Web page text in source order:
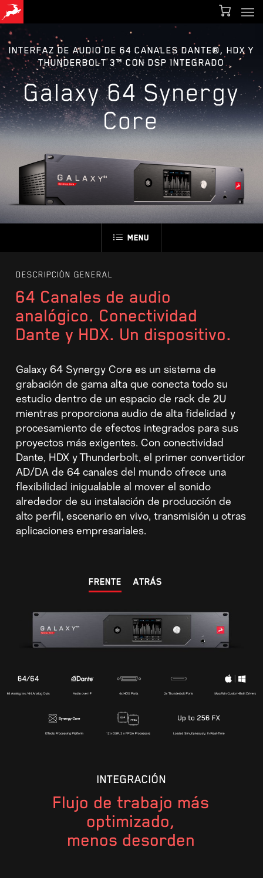
Skip
to
main
content
INTERFAZ DE AUDIO DE 64 CANALES DANTE®, HDX Y
THUNDERBOLT 3™ CON DSP INTEGRADO
Galaxy 64 Synergy
Core
Menu
DESCRIPCIÓN GENERAL
64 Canales de audio
analógico. Conectividad
Dante y HDX. Un dispositivo.
Galaxy 64 Synergy Core es un sistema de
grabación de gama alta que conecta todo su
estudio dentro de un espacio de rack de 2U
mientras proporciona audio de alta fidelidad y
procesamiento de efectos integrados para sus
proyectos más exigentes. Con conectividad
Dante, HDX y Thunderbolt, el primer convertidor
AD/DA de 64 canales del mundo ofrece una
flexibilidad inigualable al mover el sonido
alrededor de su instalación de producción de
alto perfil, escenario en vivo, transmisión u otras
aplicaciones empresariales.
FRENTE ATRÁS
INTEGRACIÓN
Flujo de trabajo más
optimizado,
menos desorden